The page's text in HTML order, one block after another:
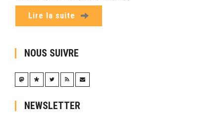
Lire la suite
NOUS SUIVRE
NEWSLETTER